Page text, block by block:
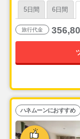
ールーム】』＆
5日間 6日間
旅行代金
ハネムーンにおすすめ